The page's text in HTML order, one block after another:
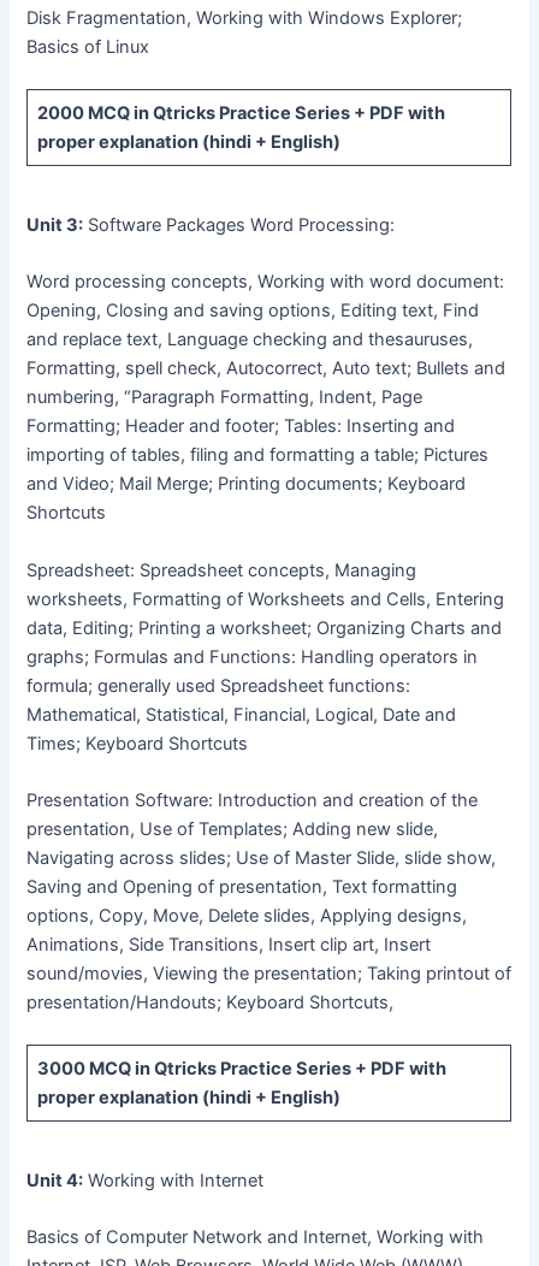
Disk Fragmentation, Working with Windows Explorer;
Basics of Linux
2000 MCQin Qtricks Practice Series + PDF with
proper explanation (hindi + English)
Unit 3: Software Packages Word Processing:
Word processing concepts, Working with word document:
Opening, Closing and saving options, Editing text, Find
and replace text, Language checking and thesauruses,
Formatting, spell check, Autocorrect, Auto text; Bullets and
numbering, “Paragraph Formatting, Indent, Page
Formatting; Header and footer; Tables: Inserting and
importing of tables, filing and formatting a table; Pictures
and Video; Mail Merge; Printing documents; Keyboard
Shortcuts
Spreadsheet: Spreadsheet concepts, Managing
worksheets, Formatting of Worksheets and Cells, Entering
data, Editing; Printing a worksheet; Organizing Charts and
graphs; Formulas and Functions: Handling operators in
formula; generally used Spreadsheet functions:
Mathematical, Statistical, Financial, Logical, Date and
Times; Keyboard Shortcuts
Presentation Software: Introduction and creation of the
presentation, Use of Templates; Adding new slide,
Navigating across slides; Use of Master Slide, slide show,
Saving and Opening of presentation, Text formatting
options, Copy, Move, Delete slides, Applying designs,
Animations, Side Transitions, Insert clip art, Insert
sound/movies, Viewing the presentation; Taking printout of
presentation/Handouts; Keyboard Shortcuts,
3000 MCQin Qtricks Practice Series + PDF with
proper explanation (hindi + English)
Unit 4: Working with Internet
Basics of Computer Network and Internet, Working with